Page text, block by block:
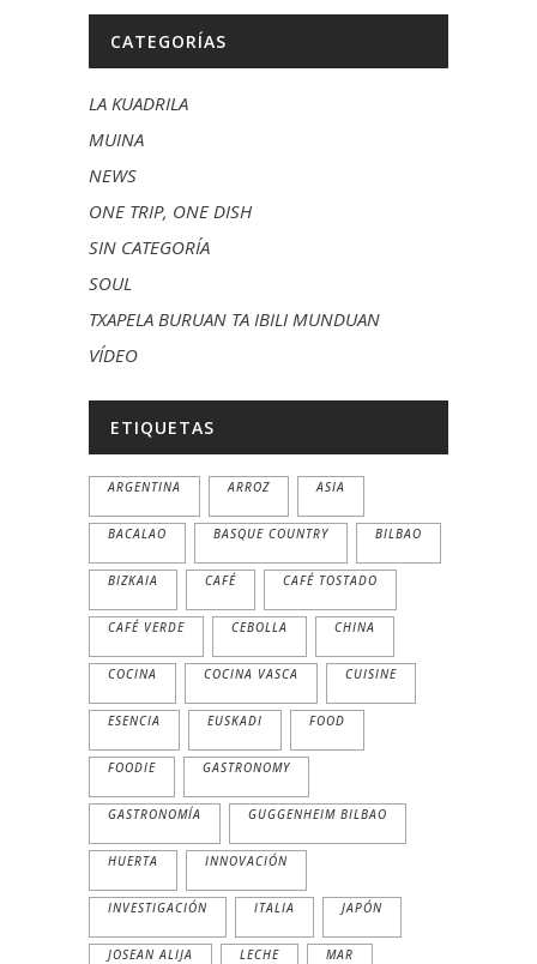
CATEGORÍAS
LA KUADRILA
MUINA
NEWS
ONE TRIP, ONE DISH
SIN CATEGORÍA
SOUL
TXAPELA BURUAN TA IBILI MUNDUAN
VÍDEO
ETIQUETAS
ARGENTINA ARROZ ASIA
BACALAO BASQUE COUNTRY BILBAO
BIZKAIA CAFÉ CAFÉ TOSTADO
CAFÉ VERDE CEBOLLA CHINA
COCINA COCINA VASCA CUISINE
ESENCIA EUSKADI FOOD
FOODIE GASTRONOMY
GASTRONOMÍA GUGGENHEIM BILBAO
HUERTA INNOVACIÓN
INVESTIGACIÓN ITALIA JAPÓN
JOSEAN ALIJA LECHE MAR